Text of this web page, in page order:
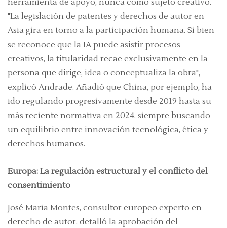
herramienta de apoyo, nunca como sujeto creativo.
"La legislación de patentes y derechos de autor en
Asia gira en torno a la participación humana. Si bien
se reconoce que la IA puede asistir procesos
creativos, la titularidad recae exclusivamente en la
persona que dirige, idea o conceptualiza la obra",
explicó Andrade. Añadió que China, por ejemplo, ha
ido regulando progresivamente desde 2019 hasta su
más reciente normativa en 2024, siempre buscando
un equilibrio entre innovación tecnológica, ética y
derechos humanos.
Europa: La regulación estructural y el conflicto del
consentimiento
José María Montes, consultor europeo experto en
derecho de autor, detalló la aprobación del